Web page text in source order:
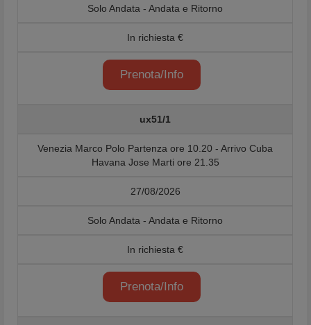
Solo Andata - Andata e Ritorno
In richiesta €
Prenota/Info
ux51/1
Venezia Marco Polo Partenza ore 10.20 - Arrivo Cuba
Havana Jose Marti ore 21.35
27/08/2026
Solo Andata - Andata e Ritorno
In richiesta €
Prenota/Info